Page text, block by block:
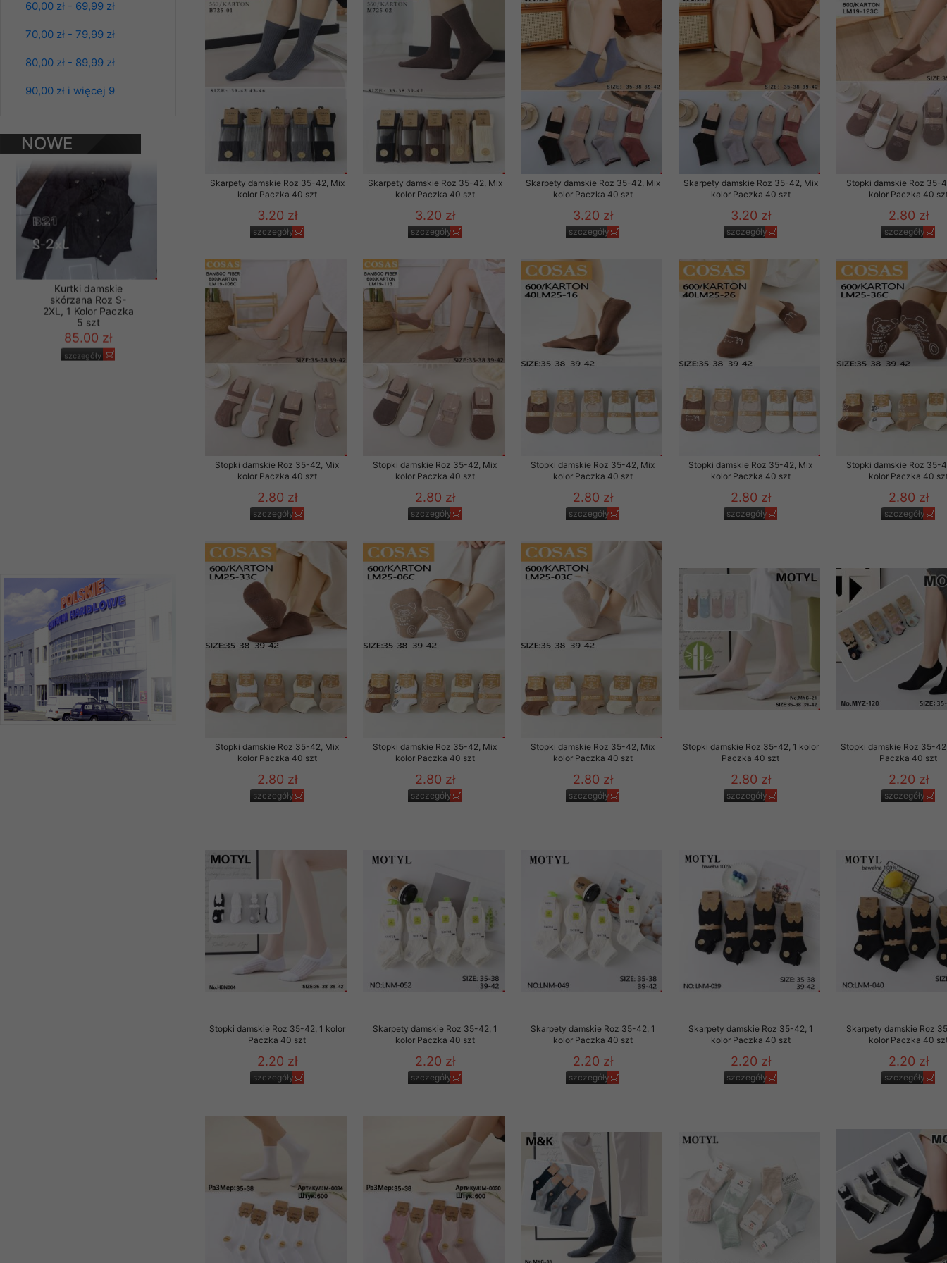
60,00 zł - 69,99 zł
70,00 zł - 79,99 zł
80,00 zł - 89,99 zł
90,00 zł i więcej 9
NOWE
PRODUKTY
skórzana Roz S-
5 szt
Kurtki damskie
skórzana Roz S-
2XL, 1 Kolor Paczka
Skarpety damskie Roz 35-42, Mix
kolor Paczka 40 szt
3.20 zł
szczegóły
Skarpety damskie Roz 35-42, Mix
kolor Paczka 40 szt
3.20 zł
szczegóły
Skarpety damskie Roz 35-42, Mix
kolor Paczka 40 szt
3.20 zł
szczegóły
Skarpety damskie Roz 35-42, Mix
kolor Paczka 40 szt
3.20 zł
szczegóły
Stopki damskie Roz 35-
kolor Paczka 40
2.80 zł
szczegóły
Stopki damskie Roz 35-42, Mix
kolor Paczka 40 szt
2.80 zł
szczegóły
Stopki damskie Roz 35-42, Mix
kolor Paczka 40 szt
2.80 zł
szczegóły
Stopki damskie Roz 35-42, Mix
kolor Paczka 40 szt
2.80 zł
szczegóły
Stopki damskie Roz 35-42, Mix
kolor Paczka 40 szt
2.80 zł
szczegóły
Stopki damskie Roz 35-
kolor Paczka 40
2.80 zł
szczegóły
Stopki damskie Roz 35-42, Mix
kolor Paczka 40 szt
2.80 zł
szczegóły
Stopki damskie Roz 35-42, Mix
kolor Paczka 40 szt
2.80 zł
szczegóły
Stopki damskie Roz 35-42, Mix
kolor Paczka 40 szt
2.80 zł
szczegóły
Stopki damskie Roz 35-42, 1 kolor
Paczka 40 szt
2.80 zł
szczegóły
Stopki damskie Roz 35-
Paczka 40 szt
2.20 zł
szczegóły
Stopki damskie Roz 35-42, 1 kolor
Paczka 40 szt
2.20 zł
szczegóły
Skarpety damskie Roz 35-42, 1
kolor Paczka 40 szt
2.20 zł
szczegóły
Skarpety damskie Roz 35-42, 1
kolor Paczka 40 szt
2.20 zł
szczegóły
Skarpety damskie Roz 35-42, 1
kolor Paczka 40 szt
2.20 zł
szczegóły
Skarpety damskie Roz
kolor Paczka 40
2.20 zł
szczegóły
Materiały reklamowo - promocyjne wysyłamy Klientom jedynie wówczas, gdy wyrazili na to zgodę. Dotyczy to w
szczególności newslettera wysyłanego Klientowi, jeżeli potwierdzi wyraźnie wskazanego przez nas linka
zawierającego akceptację na otrzymywanie newslettera o aktualnych promocjach, rabatach i nowościach w
naszym Sklepie. Materiały te dotyczą wyłącznie oferty naszego Sklepu.
Wszelkie pytania, wnioski i sugestie odnoszące się do ochrony Państwa prywatności, w szczególności danych